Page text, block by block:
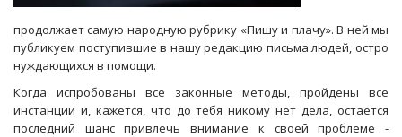
продолжает самую народную рубрику «Пишу и плачу». В ней мы
публикуем поступившие в нашу редакцию письма людей, остро
нуждающихся в помощи.
Когда испробованы все законные методы, пройдены все
инстанции и, кажется, что до тебя никому нет дела, остается
последний шанс привлечь внимание к своей проблеме -